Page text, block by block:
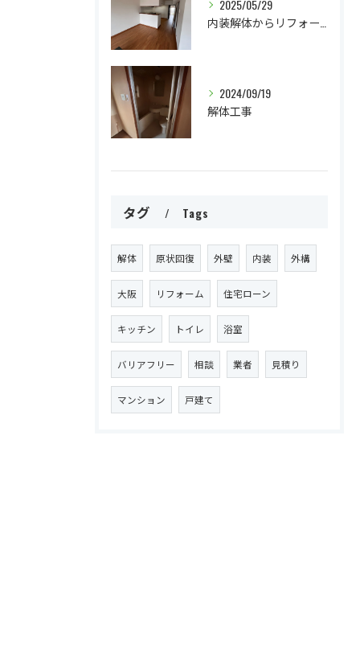
2025/05/29
2024/09/19
解体工事
タグ Tags
解体 原状回復 外壁 内装 外構
大阪 リフォーム 住宅ローン
キッチン トイレ 浴室
バリアフリー 相談 業者 見積り
マンション 戸建て